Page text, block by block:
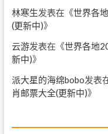
林寒生发表在《世界各
(更新中)》
云游发表在《世界各地
新中)》
派大星的海绵bobo发表
肖邮票大全(更新中)》